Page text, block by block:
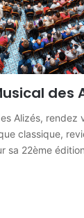
des
Alizés, rendez
classique,
sa 22ème